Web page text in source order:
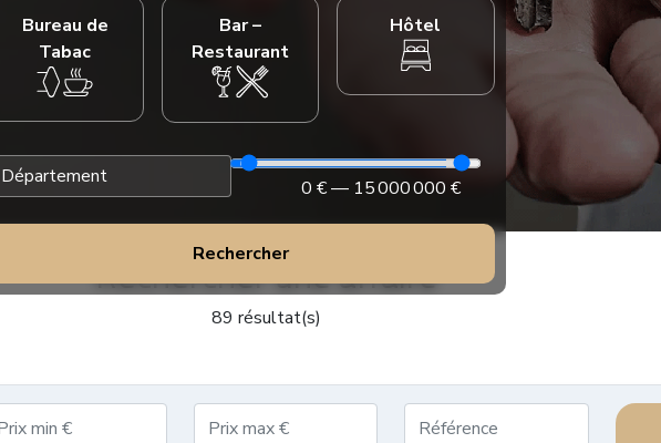
Bureau de
Tabac
Bar –
Restaurant
Hôtel
0 € — 15 000 000 €
Rechercher
Rechercher une affaire
89 résultat(s)